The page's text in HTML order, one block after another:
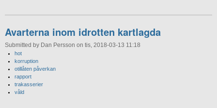
Avarterna inom idrotten kartlagda
Submitted by Dan Persson on tis, 2018-03-13 11:18
hot
korruption
otillåten påverkan
rapport
trakasserier
våld